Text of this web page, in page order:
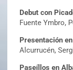
Debut con
Fuente Ymbro,
Presentación
Alcurrucén,
Paseíllos en